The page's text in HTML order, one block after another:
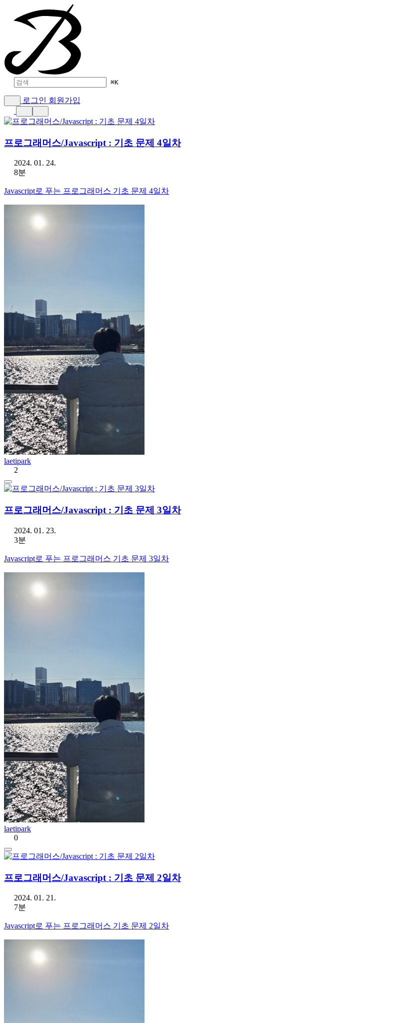
⌘K
로그인 회원가입
프로그래머스/Javascript : 기초 문제 4일차
2024. 01. 24.
8분
Javascript로 푸는 프로그래머스 기초 문제 4일차
laetipark
2
프로그래머스/Javascript : 기초 문제 3일차
2024. 01. 23.
3분
Javascript로 푸는 프로그래머스 기초 문제 3일차
laetipark
0
프로그래머스/Javascript : 기초 문제 2일차
2024. 01. 21.
7분
Javascript로 푸는 프로그래머스 기초 문제 2일차